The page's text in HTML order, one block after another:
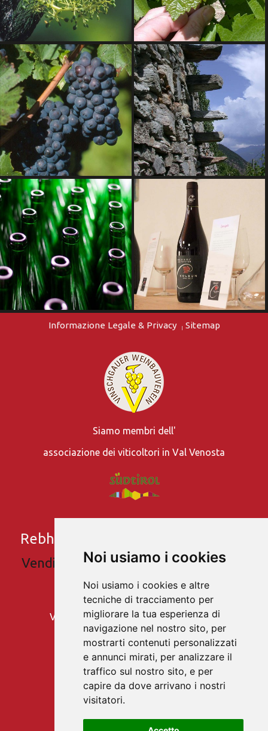
Noi usiamo i cookies
Noi usiamo i cookies e altre
tecniche di tracciamento per
migliorare la tua esperienza di
navigazione nel nostro sito, per
mostrarti contenuti personalizzati
e annunci mirati, per analizzare il
traffico sul nostro sito, e per
capire da dove arrivano i nostri
visitatori.
Informazione Legale & Privacy Sitemap
Siamo membri dell'
associazione dei viticoltori in Val Venosta
Rebhof
Vendita e degustazioni di vino bianco e
rosso
Famiglia Tratter
Via Romana23 - Castelbello - Alto Adige
Fam. Tratter Peter:
+39 347 3346518
Ufficio: Stefanie
+39 333 1749881